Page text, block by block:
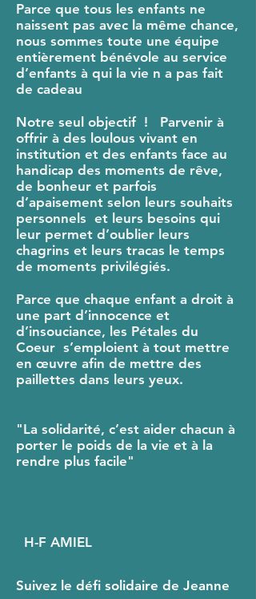
Parce que tous les enfants ne
naissent pas avec la même chance,
nous sommes toute une équipe
entièrement bénévole au service
d’enfants à qui la vie n a pas fait
de cadeau
Notre seul objectif ! Parvenir à
offrir à des loulous vivant en
institution et des enfants face au
handicap des moments de rêve,
de bonheur et parfois
d’apaisement selon leurs souhaits
personnels et leurs besoins qui
leur permet d’oublier leurs
chagrins et leurs tracas le temps
de moments privilégiés.
Parce que chaque enfant a droit à
une part d’innocence et
d’insouciance, les Pétales du
Coeur s’emploient à tout mettre
en œuvre afin de mettre des
paillettes dans leurs yeux.
"La solidarité, c’est aider chacun à
porter le poids de la vie et à la
rendre plus facile"
H-F AMIEL
Suivez le défi solidaire de Jeanne